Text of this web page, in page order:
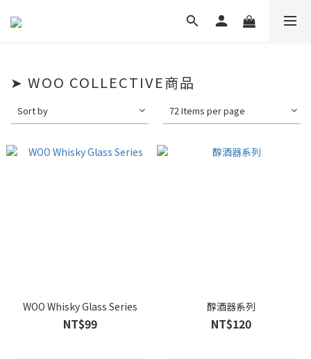
➤ WOO COLLECTIVE商品
Sort by 72 Items per page
WOO Whisky Glass Series
NT$99
醇酒器系列
NT$120